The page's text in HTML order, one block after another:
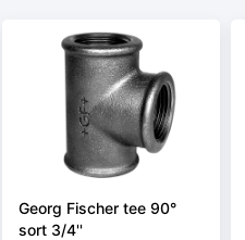
Georg Fischer tee 90°
sort 3/4''